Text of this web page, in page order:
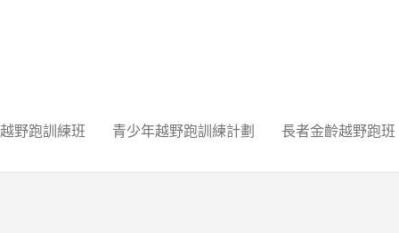
越野跑訓練班 青少年越野跑訓練計劃 長者金齡越野跑班